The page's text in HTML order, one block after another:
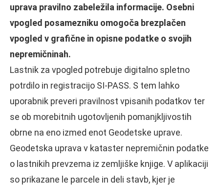
uprava pravilno zabeležila informacije. Osebni
vpogled posamezniku omogoča brezplačen
vpogled v grafične in opisne podatke o svojih
nepremičninah.
Lastnik za vpogled potrebuje digitalno spletno
potrdilo in registracijo SI-PASS. S tem lahko
uporabnik preveri pravilnost vpisanih podatkov ter
se ob morebitnih ugotovljenih pomanjkljivostih
obrne na eno izmed enot Geodetske uprave.
Geodetska uprava v kataster nepremičnin podatke
o lastnikih prevzema iz zemljiške knjige. V aplikaciji
so prikazane le parcele in deli stavb, kjer je